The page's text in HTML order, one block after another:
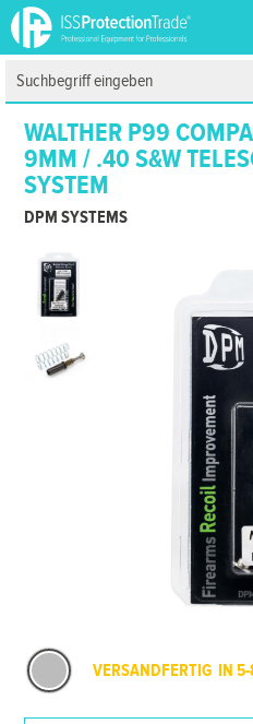
WALTHER P99
9MM / .40 S&W
SYSTEM
DPM SYSTEMS
VERSANDFERTIG IN 5-